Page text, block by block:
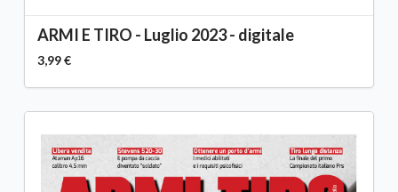
ARMI E TIRO - Luglio 2023 - digitale
3,99 €